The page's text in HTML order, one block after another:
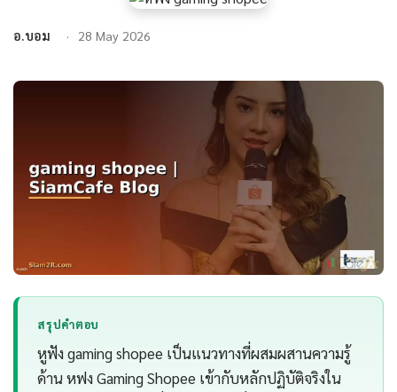
อ.บอม 28 May 2026
สรุปคำตอบ
หูฟัง gaming shopee เป็นแนวทางที่ผสมผสานความรู้
ด้าน หฟง Gaming Shopee เข้ากับหลักปฏิบัติจริงใน